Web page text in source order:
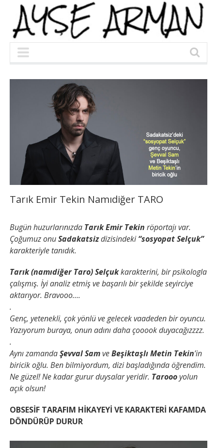
Tarık Emir Tekin Namıdiğer TARO
Bugün huzurlarınızda Tarık Emir Tekin röportajı var.
Çoğumuz onuSadakatsizdizisindeki“sosyopat Selçuk”
karakteriyle tanıdık.
Tarık (namıdiğer Taro)Selçukkarakterini, bir psikologla
çalışmış. İyi analiz etmiş ve başarılı bir şekilde seyirciye
aktarıyor. Bravooo….
.
Genç, yetenekli, çok yönlü ve gelecek vaadeden bir oyuncu.
Yazıyorum buraya, onun adını daha çooook duyacağızzzz.
.
Aynı zamandaŞevval SamveBeşiktaşlı Metin Tekin’in
biricik oğlu. Ben bilmiyordum, dizi başladığında öğrendim.
Ne güzel! Ne kadar gurur duysalar yeridir. Taroooyolun
açık olsun!
OBSESİF TARAFIM HİKAYEYİ VE KARAKTERİ KAFAMDA
DÖNDÜRÜP DURUR